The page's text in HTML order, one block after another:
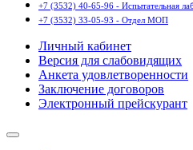
+7 (3532) 40-65-96 - Испытательная
+7 (3532) 33-05-93 - Отдел МОП
Личный кабинет
Версия для слабовидящих
Анкета удовлетворенности
Заключение договоров
Электронный прейскурант